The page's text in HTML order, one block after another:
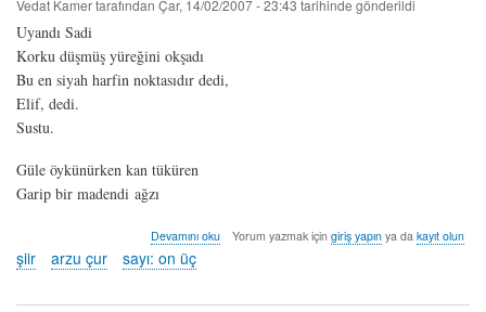
-
şafak
hakkında
Vedat Kamertarafından Çar, 14/02/2007 - 23:43 tarihinde gönderildi
Uyandı Sadi
Korku düşmüş yüreğini okşadı
Bu en siyah harfin noktasıdır dedi,
Elif, dedi.
Sustu.
Güle öykünürken kan tüküren
Garip bir madendi ağzı
elifli
-
çur
Devamını oku Yorum yazmak için giriş yapınya da kayıt olun
şiir arzu çur sayı: on üç